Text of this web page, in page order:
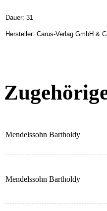
Dauer: 31
Hersteller: Carus-Verlag GmbH &
Mendelssohn Bartholdy
Mendelssohn Bartholdy